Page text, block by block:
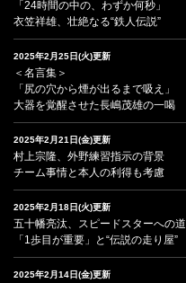
「24時間の中の、わずか何秒」
衣笠祥雄、壮絶なる“鉄人伝説”
2025年2月25日(火)更新
＜名言集＞
「尻の穴から煙が出るまで吸え」
大器を覚醒させた長嶋茂雄の一喝
2025年2月21日(金)更新
村上宗隆、外野練習指示の背景
チーム事情と本人の利得も考慮
2025年2月18日(火)更新
五十幡亮汰、スピードスターへの道
「1歩目が重要」と“伝説の走り屋”
2025年2月14日(金)更新